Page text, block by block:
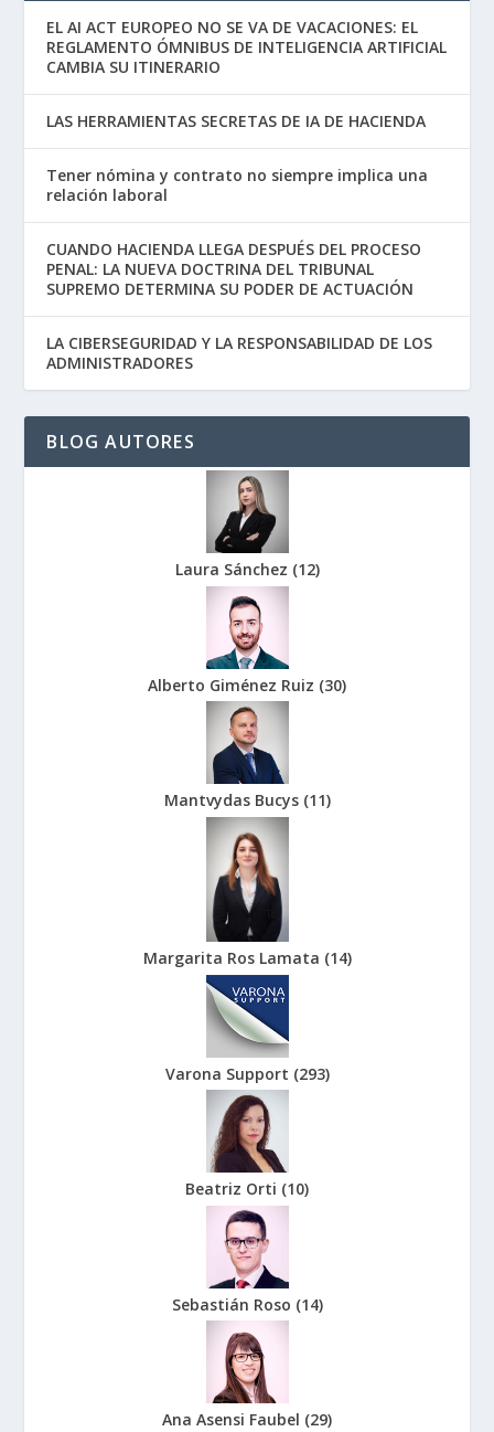
EL AI ACT EUROPEO NO SE VA DE VACACIONES: EL
REGLAMENTO ÓMNIBUS DE INTELIGENCIA ARTIFICIAL
CAMBIA SU ITINERARIO
LAS HERRAMIENTAS SECRETAS DE IA DE HACIENDA
Tener nómina y contrato no siempre implica una
relación laboral
CUANDO HACIENDA LLEGA DESPUÉS DEL PROCESO
PENAL: LA NUEVA DOCTRINA DEL TRIBUNAL
SUPREMO DETERMINA SU PODER DE ACTUACIÓN
LA CIBERSEGURIDAD Y LA RESPONSABILIDAD DE LOS
ADMINISTRADORES
BLOG AUTORES
Laura Sánchez (12)
Alberto Giménez Ruiz (30)
Mantvydas Bucys (11)
Margarita Ros Lamata (14)
Varona Support (293)
Beatriz Orti (10)
Sebastián Roso (14)
Ana Asensi Faubel (29)